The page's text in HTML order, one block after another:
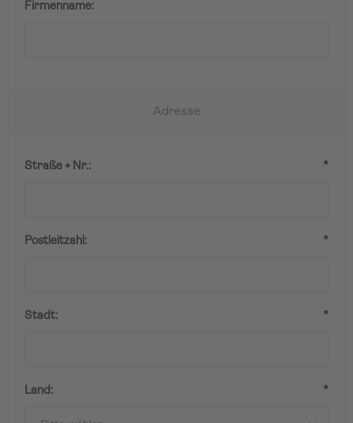
Firmenname:
Adresse
Straße + Nr.: *
Postleitzahl: *
Stadt: *
Land: *